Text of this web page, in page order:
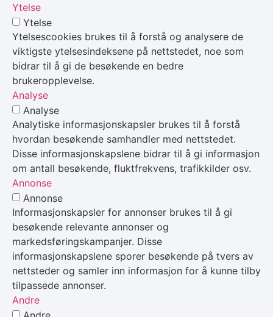
Ytelse
Ytelse
Ytelsescookies brukes til å forstå og analysere de
viktigste ytelsesindeksene på nettstedet, noe som
bidrar til å gi de besøkende en bedre
brukeropplevelse.
Analyse
Analyse
Analytiske informasjonskapsler brukes til å forstå
hvordan besøkende samhandler med nettstedet.
Disse informasjonskapslene bidrar til å gi informasjon
om antall besøkende, fluktfrekvens, trafikkilder osv.
Annonse
Annonse
Informasjonskapsler for annonser brukes til å gi
besøkende relevante annonser og
markedsføringskampanjer. Disse
informasjonskapslene sporer besøkende på tvers av
nettsteder og samler inn informasjon for å kunne tilby
tilpassede annonser.
Andre